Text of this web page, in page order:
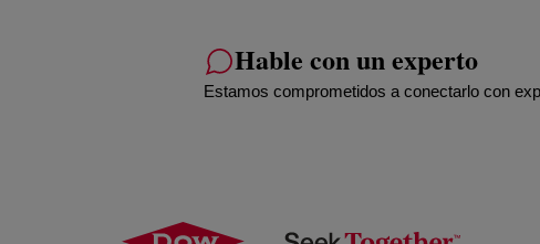
Hable con un experto
Estamos comprometidos a conectarlo con